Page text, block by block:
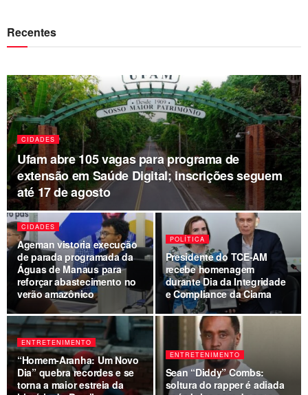
Recentes
CIDADES
Ufam abre 105 vagas para programa de
extensão em Saúde Digital; inscrições seguem
até 17 de agosto
CIDADES
Ageman vistoria execução
de parada programada da
Águas de Manaus para
reforçar abastecimento no
verão amazônico
POLÍTICA
Presidente do TCE-AM
recebe homenagem
durante Dia da Integridade
e Compliance da Ciama
ENTRETENIMENTO
“Homem-Aranha: Um Novo
Dia” quebra recordes e se
torna a maior estreia da
ENTRETENIMENTO
Sean “Diddy” Combs:
soltura do rapper é adiada